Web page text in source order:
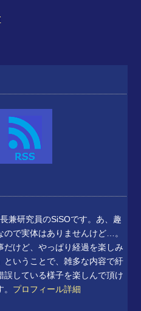
兼研究員のSiSOです。あ、趣
ので実体はありませんけど…。
だけど、やっぱり経過を楽しみ
ということで、雑多な内容で紆
誤している様子を楽しんで頂け
プロフィール詳細